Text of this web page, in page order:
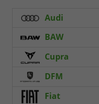
Audi
BAW
Cupra
DFM
Fiat